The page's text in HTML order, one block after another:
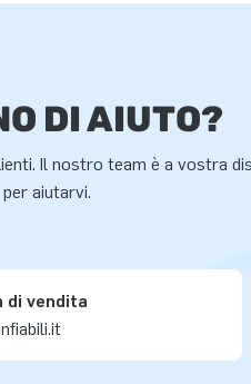
DI AIUTO?
Il nostro team è a vostra
per aiutarvi.
di vendita